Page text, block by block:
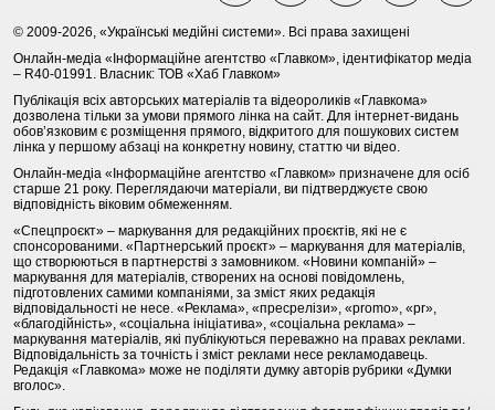
© 2009-2026, «Українські медійні системи». Всі права захищені
Онлайн-медіа «Інформаційне агентство «Главком», ідентифікатор медіа
– R40-01991. Власник: ТОВ «Хаб Главком»
Публікація всіх авторських матеріалів та відеороликів «Главкома»
дозволена тільки за умови прямого лінка на сайт. Для інтернет-видань
обов’язковим є розміщення прямого, відкритого для пошукових систем
лінка у першому абзаці на конкретну новину, статтю чи відео.
Онлайн-медіа «Інформаційне агентство «Главком» призначене для осіб
старше 21 року. Переглядаючи матеріали, ви підтверджуєте свою
відповідність віковим обмеженням.
«Спецпроєкт» – маркування для редакційних проєктів, які не є
спонсорованими. «Партнерський проєкт» – маркування для матеріалів,
що створюються в партнерстві з замовником. «Новини компаній» –
маркування для матеріалів, створених на основі повідомлень,
підготовлених самими компаніями, за зміст яких редакція
відповідальності не несе. «Реклама», «пресрелізи», «promo», «pr»,
«благодійність», «соціальна ініціатива», «соціальна реклама» –
маркування матеріалів, які публікуються переважно на правах реклами.
Відповідальність за точність і зміст реклами несе рекламодавець.
Редакція «Главкома» може не поділяти думку авторів рубрики «Думки
вголос».